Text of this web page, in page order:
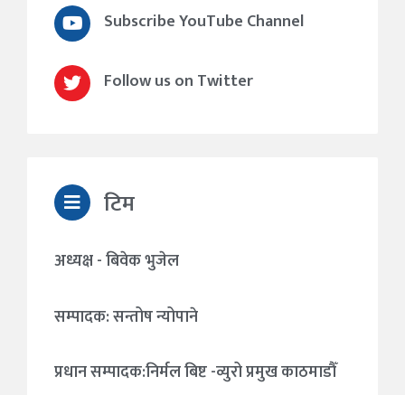
Subscribe YouTube Channel
Follow us on Twitter
टिम
अध्यक्ष - बिवेक भुजेल
सम्पादक: सन्तोष न्योपाने
प्रधान सम्पादक:निर्मल बिष्ट -व्युरो प्रमुख काठमाडौँ